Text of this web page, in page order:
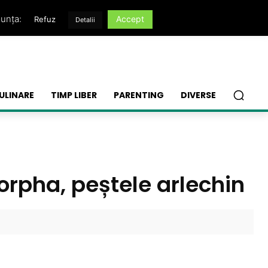
TIMP LIBER PARENTING DIVERSE
peștele arlechin
Refuz Detalii Accept